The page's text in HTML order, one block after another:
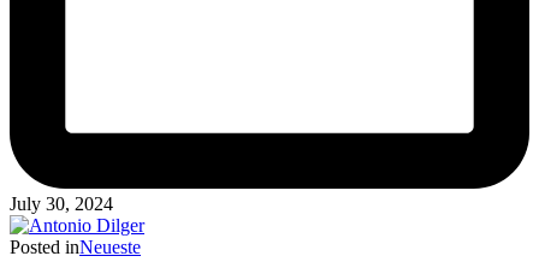
July 30, 2024
Posted inNeueste